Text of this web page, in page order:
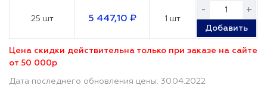
25 шт 5 447,10 ₽ 1 шт
- +
Добавить
Цена скидки действительна только при заказе на сайте
от 50 000р
Дата последнего обновления цены: 30.04.2022